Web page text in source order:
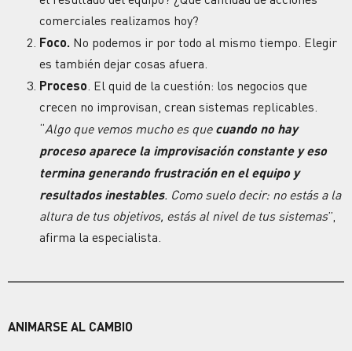
comerciales realizamos hoy?
Foco. No podemos ir por todo al mismo tiempo. Elegir
es también dejar cosas afuera.
Proceso. El quid de la cuestión: los negocios que
crecen no improvisan, crean sistemas replicables.
“Algo que vemos mucho es que cuando no hay
proceso aparece la improvisación constante y eso
termina generando frustración en el equipo y
resultadosinestables. Como suelo decir: no estás a la
altura de tus objetivos, estás al nivel de tus sistemas”,
afirma la especialista.
ANIMARSE AL CAMBIO